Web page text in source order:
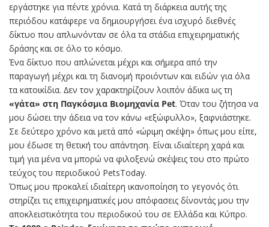
εργάστηκε για πέντε χρόνια. Κατά τη διάρκεια αυτής της
περιόδου κατάφερε να δημιουργήσει ένα ισχυρό διεθνές
δίκτυο που απλωνόνταν σε όλα τα στάδια επιχειρηματικής
δράσης και σε όλο το κόσμο.
Ένα δίκτυο που απλώνεται μέχρι και σήμερα από την
παραγωγή μέχρι και τη διανομή προιόντων και ειδών για όλα
τα κατοικίδια. ∆εν τον χαρακτηρίζουν λοιπόν άδικα ως τη
«γάτα» στη Παγκόσμια Βιομηχανία Pet. Όταν του ζήτησα να
μου δώσει την άδεια να τον κάνω «εξώφυλλο», ξαφνιάστηκε.
Σε δεύτερο χρόνο και μετά από «ώριμη σκέψη» όπως μου είπε,
μου έδωσε τη θετική του απάντηση. Είναι ιδιαίτερη χαρά και
τιμή για μένα να μπορώ να φιλοξενώ σκέψεις του στο πρώτο
τεύχος του περιοδικού PetsToday.
Όπως μου προκαλεί ιδιαίτερη ικανοποίηση το γεγονός ότι
στηρίζει τις επιχειρηματικές μου απόφασεις δίνοντάς μου την
αποκλειστικότητα του περιοδικού του σε Ελλάδα και Κύπρο.